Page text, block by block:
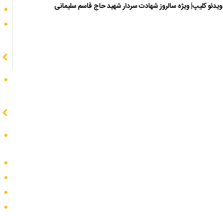
ویدئو کلیپ| ویژه سالروز شهادت سردار شهید حاج قاسم سلیمانی